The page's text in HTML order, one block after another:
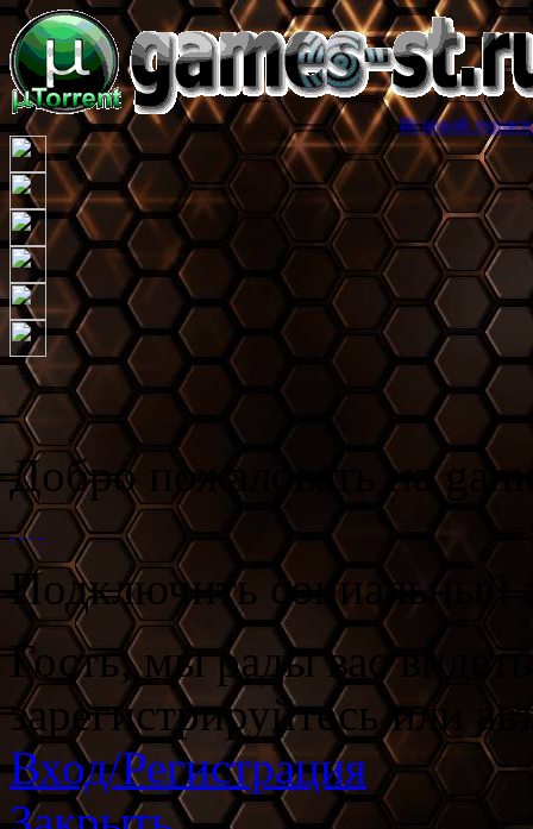
Игровой торрент трекер
Добро пожаловать на
Подключить социальный
Гость, мы рады вас
зарегистрируйтесь или
Вход/Регистрация